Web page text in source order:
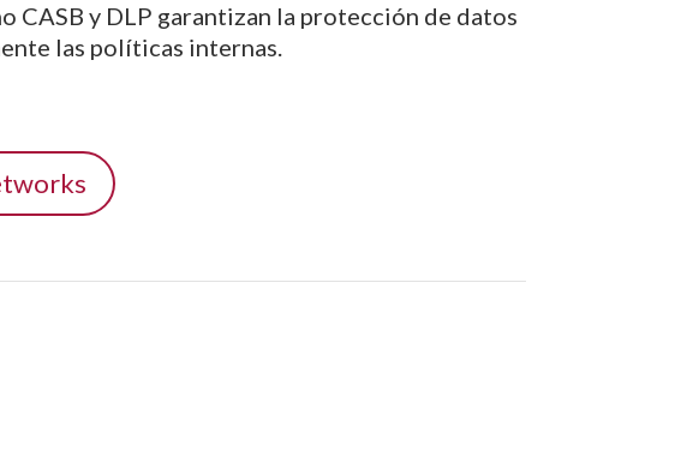
CASB y DLP garantizan la protección de datos
las políticas internas.